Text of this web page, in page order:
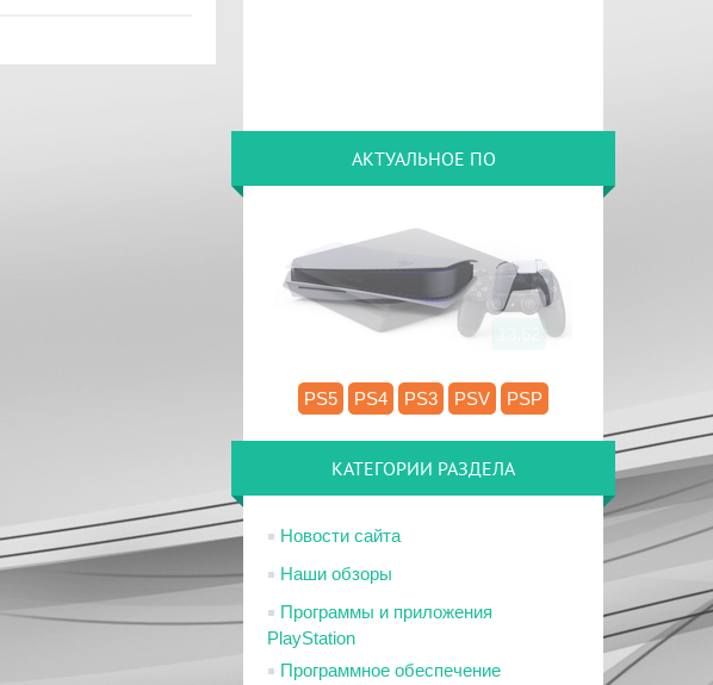
АКТУАЛЬНОЕ ПО
PS5 PS4 PS3 PSV PSP
КАТЕГОРИИ РАЗДЕЛА
Новости сайта
Наши обзоры
Программы и приложения
PlayStation
Программное обеспечение